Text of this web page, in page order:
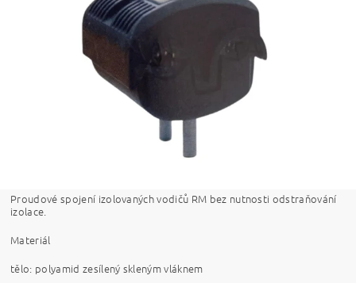
Proudové spojení izolovaných vodičů RM bez nutnosti odstraňování
izolace.
Materiál
tělo: polyamid zesílený skleným vláknem